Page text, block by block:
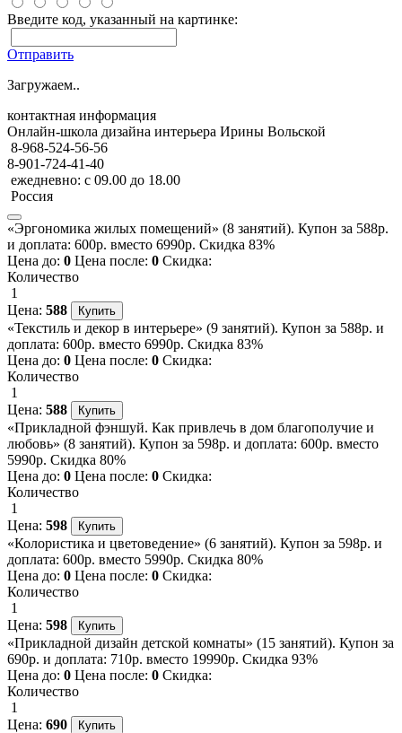
Введите код, указанный на картинке:
Отправить
Загружаем..
контактная информация
Онлайн-школа дизайна интерьера Ирины Вольской
8-968-524-56-56
8-901-724-41-40
ежедневно: с 09.00 до 18.00
Россия
«Эргономика жилых помещений» (8 занятий). Купон за 588р.
и доплата: 600р. вместо 6990р. Скидка 83%
Цена до: 0 Цена после: 0 Скидка:
Количество
1
Цена: 588
«Текстиль и декор в интерьере» (9 занятий). Купон за 588р. и
доплата: 600р. вместо 6990р. Скидка 83%
Цена до: 0 Цена после: 0 Скидка:
Количество
1
Цена: 588
«Прикладной фэншуй. Как привлечь в дом благополучие и
любовь» (8 занятий). Купон за 598р. и доплата: 600р. вместо
5990р. Скидка 80%
Цена до: 0 Цена после: 0 Скидка:
Количество
1
Цена: 598
«Колористика и цветоведение» (6 занятий). Купон за 598р. и
доплата: 600р. вместо 5990р. Скидка 80%
Цена до: 0 Цена после: 0 Скидка:
Количество
1
Цена: 598
«Прикладной дизайн детской комнаты» (15 занятий). Купон за
690р. и доплата: 710р. вместо 19990р. Скидка 93%
Цена до: 0 Цена после: 0 Скидка:
Количество
1
Цена: 690